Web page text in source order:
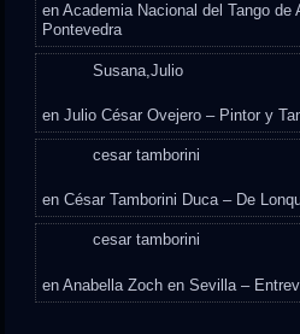
enAcademia Nacional del Tango de
Pontevedra
Susana,Julio
enJulio César Ovejero – Pintor y
cesar tamborini
enCésar Tamborini Duca – De
cesar tamborini
enAnabella Zoch en Sevilla –